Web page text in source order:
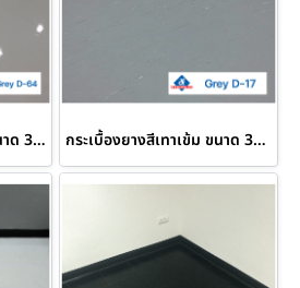
กระเบื้องยางสีเทาหม่น ขนาด 30x30 ซม. Misty Grey D-64 กระเบื้องยางสีเทาเข้ม ขนาด 30x30 ซม. Grey D-17